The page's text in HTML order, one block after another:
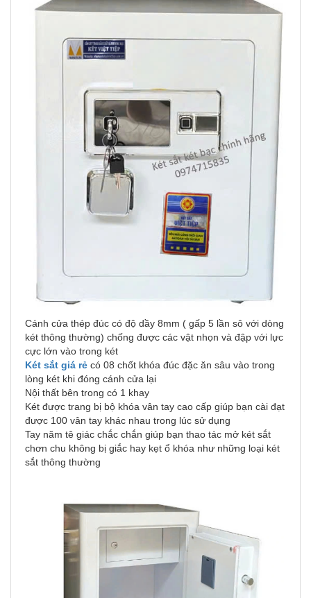
Cánh cửa thép đúc có độ dầy 8mm ( gấp 5 lần sô với dòng
két thông thường) chống được các vật nhọn và đập với lực
cực lớn vào trong két
Két sắt giá rẻ có 08 chốt khóa đúc đặc ăn sâu vào trong
lòng két khi đóng cánh cửa lại
Nội thất bên trong có 1 khay
Két được trang bị bộ khóa vân tay cao cấp giúp bạn cài đạt
được 100 vân tay khác nhau trong lúc sử dụng
Tay năm tê giác chắc chắn giúp bạn thao tác mở két sắt
chơn chu không bị giắc hay kẹt ổ khóa như những loại két
sắt thông thường